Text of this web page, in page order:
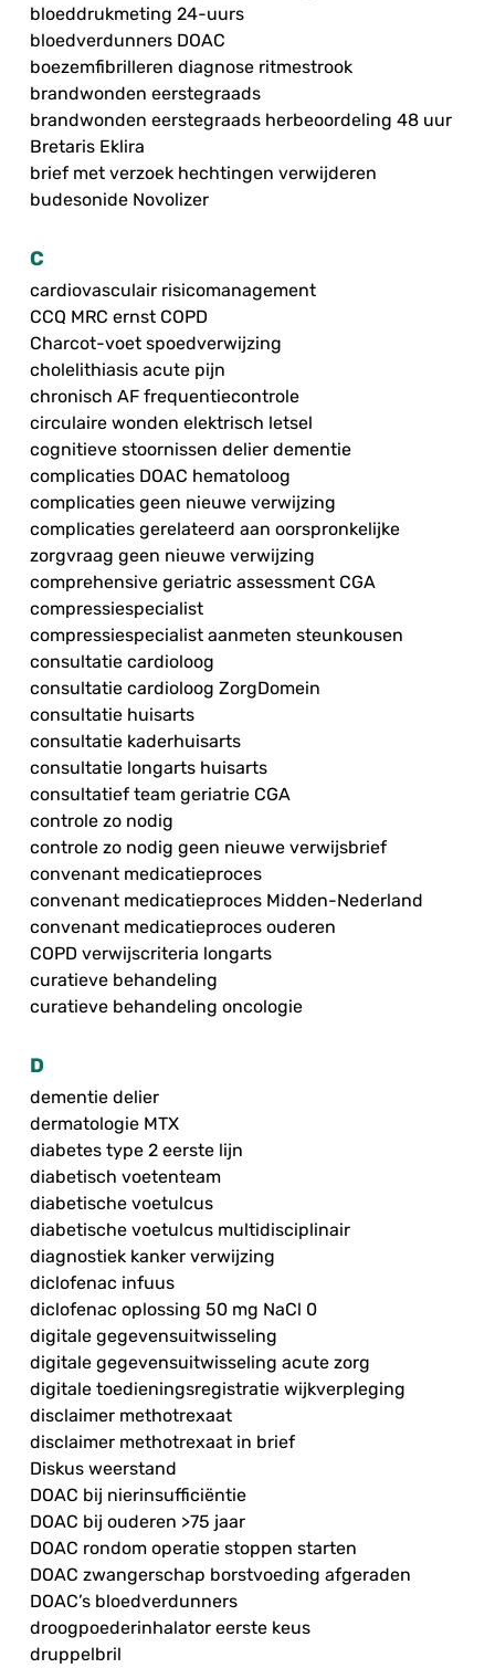
bloeddrukmeting 24-uurs
bloedverdunners DOAC
boezemfibrilleren diagnose ritmestrook
brandwonden eerstegraads
brandwonden eerstegraads herbeoordeling 48 uur
Bretaris Eklira
brief met verzoek hechtingen verwijderen
budesonide Novolizer
C
cardiovasculair risicomanagement
CCQ MRC ernst COPD
Charcot-voet spoedverwijzing
cholelithiasis acute pijn
chronisch AF frequentiecontrole
circulaire wonden elektrisch letsel
cognitieve stoornissen delier dementie
complicaties DOAC hematoloog
complicaties geen nieuwe verwijzing
complicaties gerelateerd aan oorspronkelijke
zorgvraag geen nieuwe verwijzing
comprehensive geriatric assessment CGA
compressiespecialist
compressiespecialist aanmeten steunkousen
consultatie cardioloog
consultatie cardioloog ZorgDomein
consultatie huisarts
consultatie kaderhuisarts
consultatie longarts huisarts
consultatief team geriatrie CGA
controle zo nodig
controle zo nodig geen nieuwe verwijsbrief
convenant medicatieproces
convenant medicatieproces Midden-Nederland
convenant medicatieproces ouderen
COPD verwijscriteria longarts
curatieve behandeling
curatieve behandeling oncologie
D
dementie delier
dermatologie MTX
diabetes type 2 eerste lijn
diabetisch voetenteam
diabetische voetulcus
diabetische voetulcus multidisciplinair
diagnostiek kanker verwijzing
diclofenac infuus
diclofenac oplossing 50 mg NaCl 0
digitale gegevensuitwisseling
digitale gegevensuitwisseling acute zorg
digitale toedieningsregistratie wijkverpleging
disclaimer methotrexaat
disclaimer methotrexaat in brief
Diskus weerstand
DOAC bij nierinsufficiëntie
DOAC bij ouderen >75 jaar
DOAC rondom operatie stoppen starten
DOAC zwangerschap borstvoeding afgeraden
DOAC’s bloedverdunners
droogpoederinhalator eerste keus
druppelbril